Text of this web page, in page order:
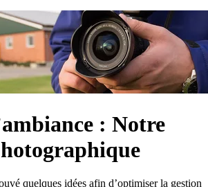
: Notre
quelques idées afin d’optimiser la gestion